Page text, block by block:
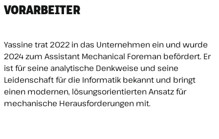
VORARBEITER
Yassine trat 2022 in das Unternehmen ein und wurde
2024 zum Assistant Mechanical Foreman befördert. Er
ist für seine analytische Denkweise und seine
Leidenschaft für die Informatik bekannt und bringt
einen modernen, lösungsorientierten Ansatz für
mechanische Herausforderungen mit.